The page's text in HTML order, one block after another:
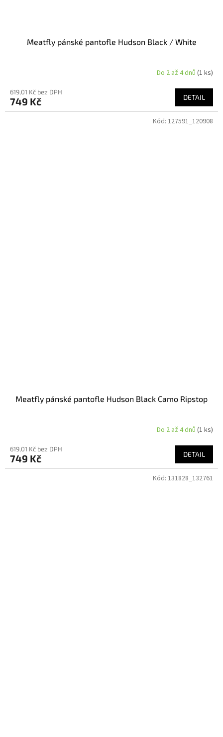
Meatfly pánské pantofle Hudson Black / White
Do 2 až 4 dnů (1 ks)
619,01 Kč bez DPH
749 Kč DETAIL
Meatfly pánské pantofle Hudson Black Camo Ripstop
Do 2 až 4 dnů (1 ks)
619,01 Kč bez DPH
749 Kč DETAIL
Kód: 127591_120908
Kód: 131828_132761